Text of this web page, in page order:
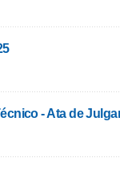
- Ata de